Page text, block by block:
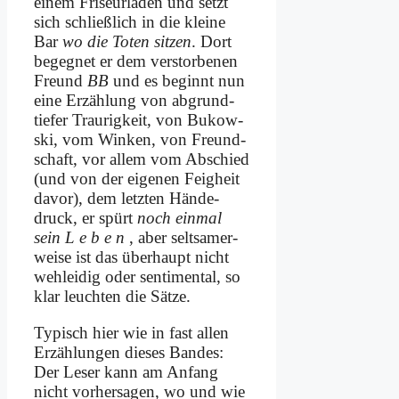
sich schließ­lich in die klei­ne
Barwo die To­ten sit­zen. Dort
be­geg­net er dem ver­stor­be­nen
Freund BB und es be­ginnt nun
ei­ne Er­zäh­lung von ab­grund­
tie­fer Trau­rig­keit, von Bu­kow­
ski, vom Win­ken, von Freund­
schaft, vor al­lem vom Ab­schied
(und von der ei­ge­nen Feig­heit
da­vor), dem letz­ten Hän­de­
druck, er spürt noch ein­mal
sein L e b e n , aber selt­sa­mer­
wei­se ist das über­haupt nicht
weh­lei­dig oder sen­ti­men­tal, so
klar leuch­ten die Sät­ze.
Ty­pisch hier wie in fast al­len
Er­zäh­lun­gen die­ses Ban­des:
Der Le­ser kann am An­fang
nicht vor­her­sa­gen, wo und wie